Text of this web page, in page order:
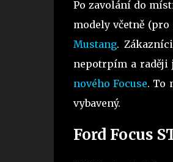
Po zavolání do
modely včetně
Mustang.
nepotrpím a raději
nového Focuse. To
vybavený.
Ford Focus